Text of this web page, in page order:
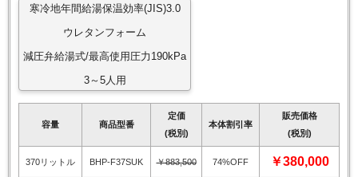
寒冷地年間給湯保温効率(JIS)3.0
ウレタンフォーム
減圧弁給湯式/最高使用圧力190kPa
3～5人用
容量 商品型番
定価
(税別)
本体割引率
販売価格
(税別)
370リットル BHP-F37SUK ￥883,500 74%OFF ￥380,000